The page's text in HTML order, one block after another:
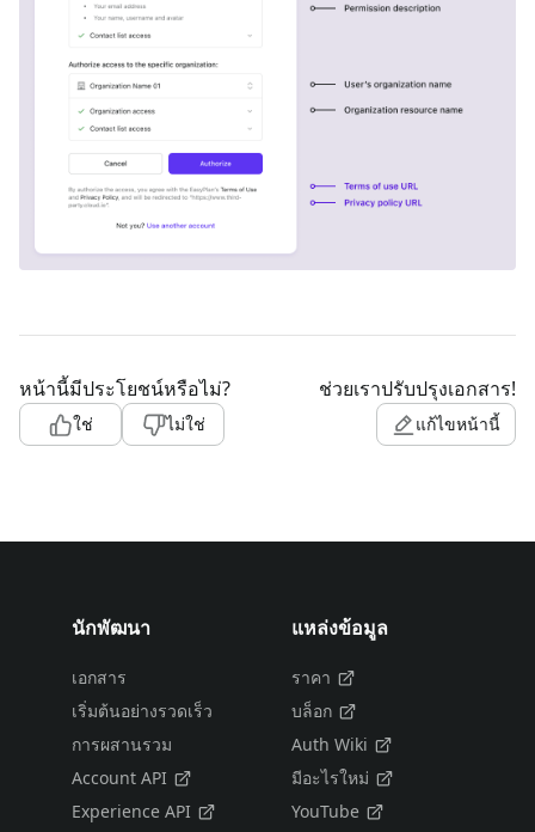
หน้านี้มีประโยชน์หรือไม่?
ใช่ ไม่ใช่
ช่วยเราปรับปรุงเอกสาร!
แก้ไขหน้านี้
นักพัฒนา
เอกสาร
เริ่มต้นอย่างรวดเร็ว
การผสานรวม
Account API
Experience API
แหล่งข้อมูล
ราคา
บล็อก
Auth Wiki
มีอะไรใหม่
YouTube